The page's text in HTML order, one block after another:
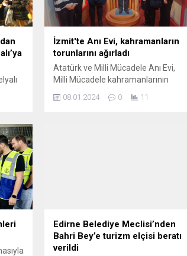
İzmit'te Anı Evi, kahramanların
torunlarını ağırladı
Atatürk ve Milli Mücadele Anı Evi,
Milli Mücadele kahramanlarının
torunlarını ağırladı KOCAELİ (İGFA) –
Milli Mücadele Kahramanı Yahya
08.01.2024 0 11
Edirne Belediye Meclisi’nden
Bahri Bey’e turizm elçisi beratı
verildi